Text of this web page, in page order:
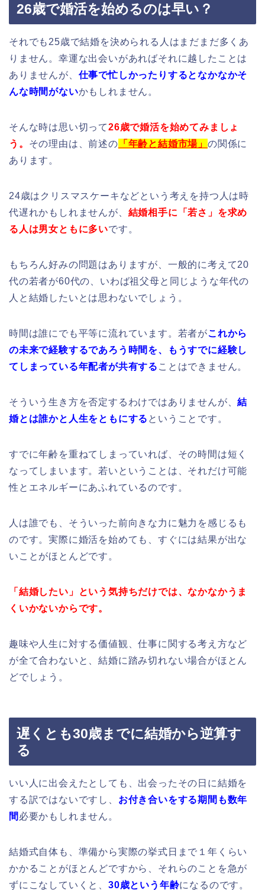
26歳で婚活を始めるのは早い？
それでも25歳で結婚を決められる人はまだまだ多くあ
りません。幸運な出会いがあればそれに越したことは
ありませんが、 仕事で忙しかったりするとなかなかそ
んな時間がないかもしれません。
そんな時は思い切って26歳で婚活を始めてみましょ
う。 その理由は、前述の 「年齢と結婚市場」の関係に
あります。
24歳はクリスマスケーキなどという考えを持つ人は時
代遅れかもしれませんが、 結婚相手に「若さ」を求め
る人は男女ともに多いです。
もちろん好みの問題はありますが、一般的に考えて20
代の若者が60代の、いわば祖父母と同じような年代の
人と結婚したいとは思わないでしょう。
時間は誰にでも平等に流れています。若者がこれから
の未来で経験するであろう時間を、
もうすでに経験し
てしまっている年配者が共有する ことはできません。
そういう生き方を否定するわけではありませんが、結
婚とは誰かと人生をともにする ということです。
すでに年齢を重ねてしまっていれば、その時間は短く
なってしまいます。若いということは、それだけ可能
性とエネルギーにあふれているのです。
人は誰でも、そういった前向きな力に魅力を感じるも
のです。実際に婚活を始めても、すぐには結果が出な
いことがほとんどです。
「結婚したい」という気持ちだけでは、なかなかうま
くいかないからです。
趣味や人生に対する価値観、仕事に関する考え方など
が全て合わないと、結婚に踏み切れない場合がほとん
どでしょう。
遅くとも30歳までに結婚から逆算す
る
いい人に出会えたとしても、出会ったその日に結婚を
する訳ではないですし、 お付き合いをする期間も数年
間 必要かもしれません。
結婚式自体も、準備から実際の挙式日まで１年くらい
かかることがほとんどですから、それらのことを急が
ずにこなしていくと、30歳という年齢になるのです。